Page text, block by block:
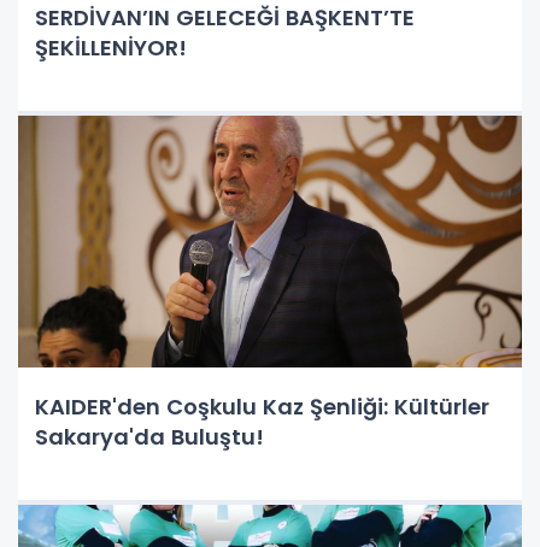
SERDİVAN’IN GELECEĞİ BAŞKENT’TE
ŞEKİLLENİYOR!
KAIDER'den Coşkulu Kaz Şenliği: Kültürler
Sakarya'da Buluştu!